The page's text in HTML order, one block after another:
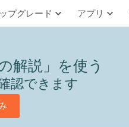
プグレード アプリ
解説」を使う
認できます